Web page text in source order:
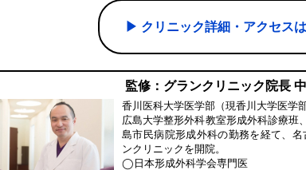
▶︎ クリニック詳細・アクセス
監修：グランクリニック院長
香川医科大学医学部（現香川大学医学
広島大学整形外科教室形成外科診療班
島市民病院形成外科の勤務を経て、
ンクリニックを開院。
◯日本形成外科学会専門医